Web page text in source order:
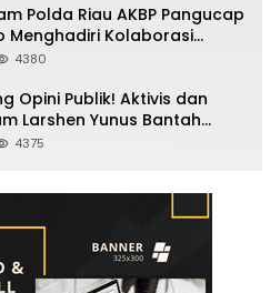
Polda Riau AKBP Pangucap
Menghadiri Kolaborasi
Cegah Karhutla
4380
Opini Publik! Aktivis dan
Larshen Yunus Bantah
Gelar Profesor Sufmi Dasco
4375